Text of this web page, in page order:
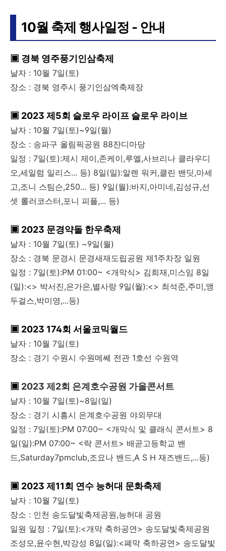
10월 축제 행사일정 - 안내
▣ 경북 영주풍기인삼축제
날자 : 10월 7일(토)
장소 : 경북 영주시 풍기인삼엑축제장
▣ 2023 제5회 슬로우 라이프 슬로우 라이브
날자 : 10월 7일(토)~9일(월)
장소 : 송파구 올림픽공원 88잔디마당
일정 : 7일(토):제시 제이,존케이,루엘,사브리나 클라우디
오,세일럼 일리스... 등) 8일(일):알렌 워커,클린 밴딧,마세
고,조니 스팀슨,250... 등) 9일(월):바지,아미네,김성규,선
셋 롤러코스터,포니 피플,... 등)
▣ 2023 문경약돌 한우축제
날자 : 10월 7일(토) ~9일(월)
장소 : 경북 문경시 문경새재도립공원 제1주차장 일원
일정 : 7일(토):PM 01:00~ <개막식> 김희재,미스임 8일
(일):<> 박서진,은가은,별사랑 9일(월):<> 최석준,주미,앵
두걸스,박미영,...등)
▣ 2023 174회 서울코믹월드
날자 : 10월 7일(토)
장소 : 경기 수원시 수원메쎄 전관 1호선 수원역
▣ 2023 제2회 은계호수공원 가을콘서트
날자 : 10월 7일(토)~8일(일)
장소 : 경기 시흥시 은계호수공원 야외무대
일정 : 7일(토):PM 07:00~ <개막식 및 클래식 콘서트> 8
일(일):PM 07:00~ <락 콘서트> 배곧고등학교 밴
드,Saturday7pmclub,조요나 밴드,A S H 재즈밴드,...등)
▣ 2023 제11회 연수 능허대 문화축제
날자 : 10월 7일(토)
장소 : 인천 송도달빛축제공원,능허대 공원
일원 일정 : 7일(토):<개막 축하공연> 송도달빛축제공원
조성모,윤수현,박강성 8일(일):<폐막 축하공연> 송도달빛